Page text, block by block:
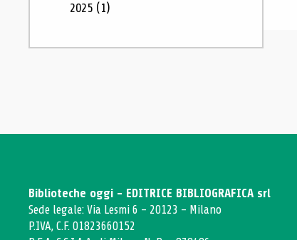
2025 (1)
Biblioteche oggi - EDITRICE BIBLIOGRAFICA srl
Sede legale: Via Lesmi 6 - 20123 - Milano
P.IVA, C.F. 01823660152